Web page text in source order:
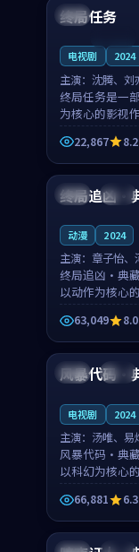
泰国
终局任务
电视剧 2024
主演： 沈腾、刘
终局任务是一
为核心的影视
绕危机、反转
长展开，整体
凑，值得推荐
22,867 8.2
法国 院线
终局追凶·
动漫 2024
主演： 章子怡、
终局追凶·典
以动作为核心
品，围绕危机
人物成长展开
奏紧凑，值得
看。
63,049 8.0
韩国 独播
风暴代码·
电视剧 2024
主演： 汤唯、易
风暴代码·典
以科幻为核心
品，围绕危机
人物成长展开
奏紧凑，值得
看。
66,881 6.3